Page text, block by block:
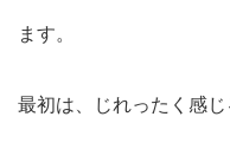
ます。
最初は、じれったく感じ